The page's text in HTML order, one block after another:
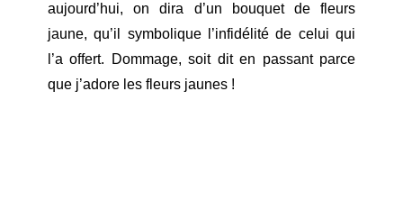
aujourd’hui, on dira d’un bouquet de fleurs
jaune, qu’il symbolique l’infidélité de celui qui
l’a offert. Dommage, soit dit en passant parce
que j’adore les fleurs jaunes !